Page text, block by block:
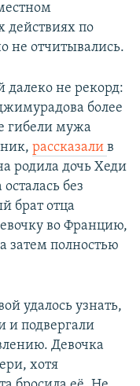
действиях по
не отчитывались.
далеко не рекорд:
более
гибели мужа
рассказали в
родила дочь Хеди
без
брат отца
во Францию,
затем полностью
удалось узнать,
и подвергали
Девочка
хотя